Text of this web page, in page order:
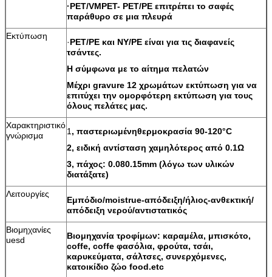
·PET/VMPET- PET/PE επιτρέπει το σαφές
παράθυρο σε μια πλευρά
Εκτύπωση
·PET/PE και NY/PE είναι για τις διαφανείς
τσάντες.
Η σύμφωνα με το αίτημα πελατών
Μέχρι gravure 12 χρωμάτων εκτύπωση για να
επιτύχει την ομορφότερη εκτύπωση για τους
όλους πελάτες μας.
Χαρακτηριστικό
γνώρισμα
1 , παστεριωμένηθερμοκρασία 90-120°C
2, ειδική αντίσταση χαμηλότερος από 0.1Ω
3, πάχος: 0.080.15mm (λόγω των υλικών
διατάξατε)
Λειτουργίες
Εμπόδιο/moistrue-απόδειξη/ήλιος-ανθεκτική/
απόδειξη νερού/αντιστατικός
Βιομηχανίες
uesd
Βιομηχανία τροφίμων: καραμέλα, μπισκότο,
coffe, coffe φασόλια, φρούτα, τσάι,
καρυκεύματα, σάλτσες, συνερχόμενες,
κατοικίδιο ζώο food.etc